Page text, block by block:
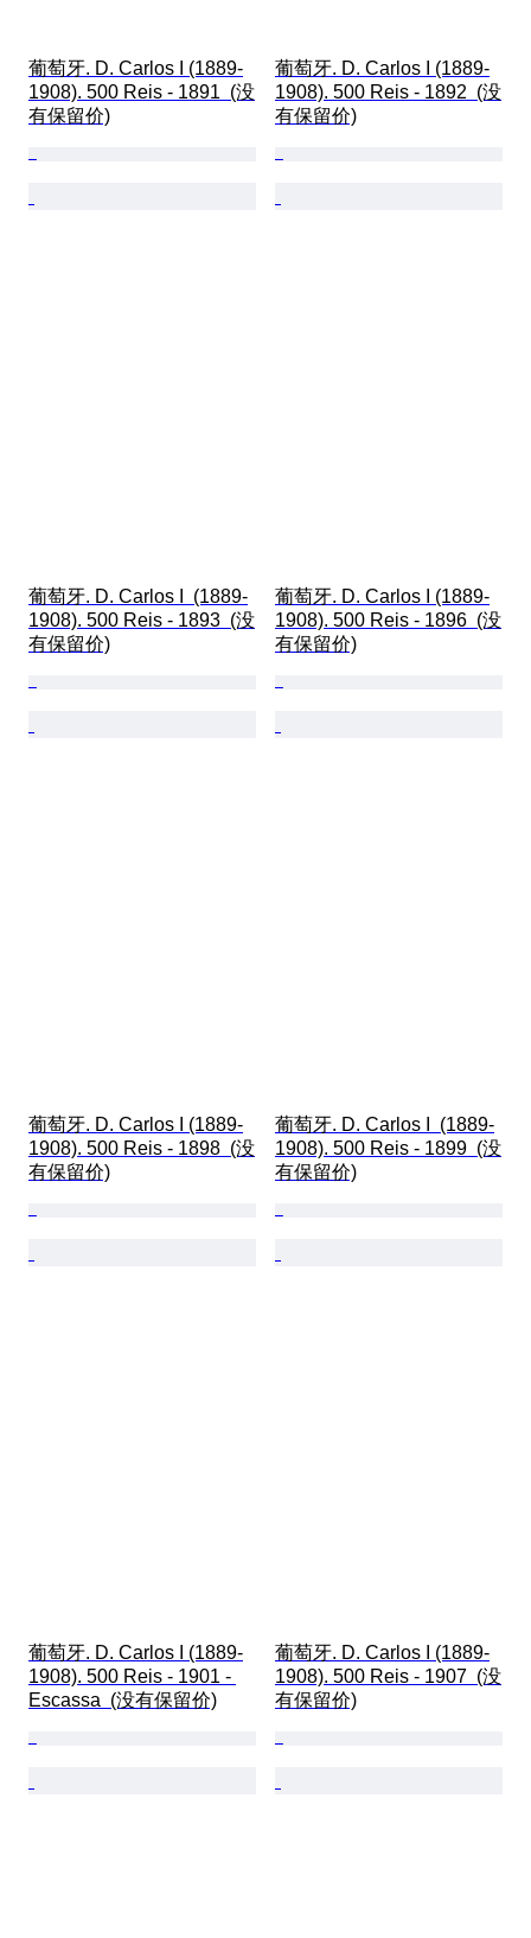
葡萄牙. D. Carlos I (1889-
1908). 500 Reis - 1891  (没
有保留价)
葡萄牙. D. Carlos I (1889-
1908). 500 Reis - 1892  (没
有保留价)
葡萄牙. D. Carlos I  (1889-
1908). 500 Reis - 1893  (没
有保留价)
葡萄牙. D. Carlos I (1889-
1908). 500 Reis - 1896  (没
有保留价)
葡萄牙. D. Carlos I (1889-
1908). 500 Reis - 1898  (没
有保留价)
葡萄牙. D. Carlos I  (1889-
1908). 500 Reis - 1899  (没
有保留价)
葡萄牙. D. Carlos I (1889-
1908). 500 Reis - 1901 -
Escassa  (没有保留价)
葡萄牙. D. Carlos I (1889-
1908). 500 Reis - 1907  (没
有保留价)